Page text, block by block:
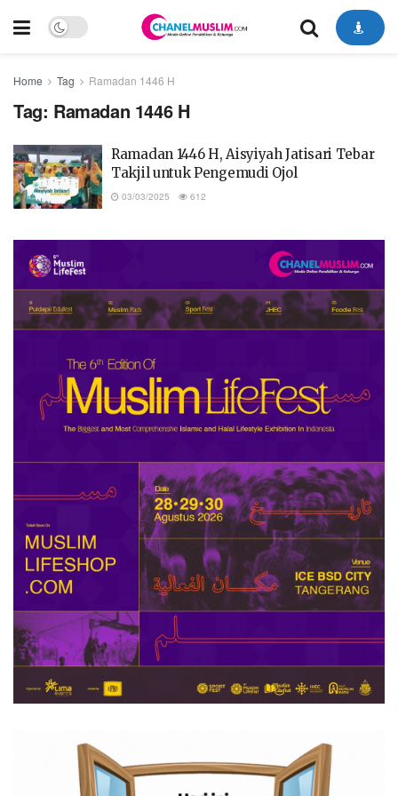
Home Tag Ramadan 1446 H
Tag: Ramadan 1446 H
Ramadan 1446 H, Aisyiyah Jatisari Tebar
Takjil untuk Pengemudi Ojol
03/03/2025 612